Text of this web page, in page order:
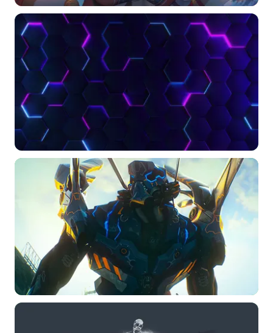
选择图片
分类